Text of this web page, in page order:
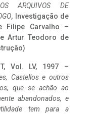
ARQUIVOS DE
, Investigação de
Filipe Carvalho –
Artur Teodoro de
Vol. LV, 1997 –
Castellos e outros
que se achão ao
abandonados, e
tem para a